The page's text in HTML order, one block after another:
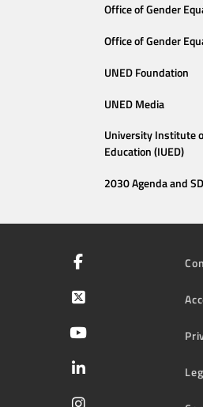
Office of Gender
Office of Gender
UNED Foundation
UNED Media
University Institute
Education (IUED)
2030 Agenda and